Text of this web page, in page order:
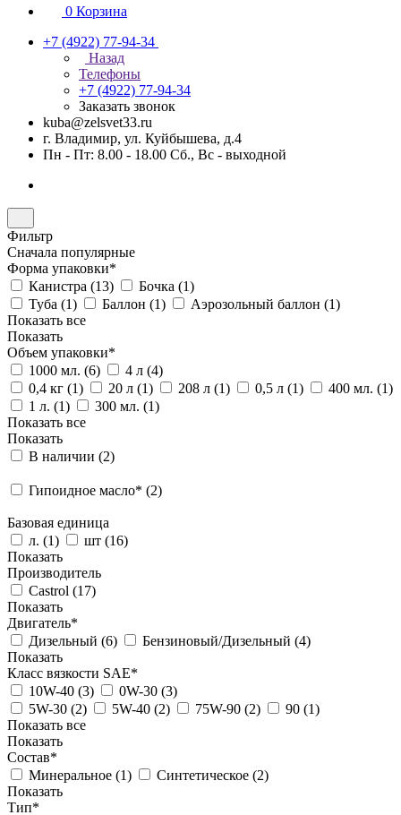
0 Корзина
+7 (4922) 77-94-34
Назад
Телефоны
+7 (4922) 77-94-34
Заказать звонок
kuba@zelsvet33.ru
г. Владимир, ул. Куйбышева, д.4
Пн - Пт: 8.00 - 18.00 Сб., Вс - выходной
Фильтр
Сначала популярные
Форма упаковки*
Канистра (13) Бочка (1)
Туба (1) Баллон (1) Аэрозольный баллон (1)
Показать все
Показать
Объем упаковки*
1000 мл. (6) 4 л (4)
0,4 кг (1) 20 л (1) 208 л (1) 0,5 л (1) 400 мл. (1)
1 л. (1) 300 мл. (1)
Показать все
Показать
В наличии (2)
Гипоидное масло* (2)
Базовая единица
л. (1) шт (16)
Показать
Производитель
Castrol (17)
Показать
Двигатель*
Дизельный (6) Бензиновый/Дизельный (4)
Показать
Класс вязкости SAE*
10W-40 (3) 0W-30 (3)
5W-30 (2) 5W-40 (2) 75W-90 (2) 90 (1)
Показать все
Показать
Состав*
Минеральное (1) Синтетическое (2)
Показать
Тип*